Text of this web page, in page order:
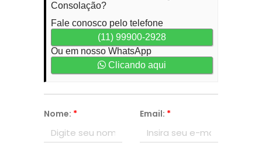
Consolação?
Fale conosco pelo telefone
(11) 99900-2928
Ou em nosso WhatsApp
Clicando aqui
Nome: * Email: *